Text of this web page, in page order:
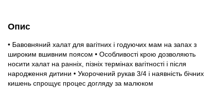
Опис
• Бавовняний халат для вагітних і годуючих мам на запах з
широким вшивним поясом • Особливості крою дозволяють
носити халат на ранніх, пізніх термінах вагітності і після
народження дитини • Укорочений рукав 3/4 і наявність бічних
кишень спрощує процес догляду за малюком